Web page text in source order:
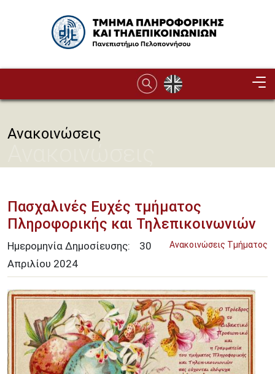
Image
Ανακοινώσεις
Πασχαλινές Ευχές τμήματος
Πληροφορικής και Τηλεπικοινωνιών
Ανακοινώσεις Τμήματος
Ημερομηνία Δημοσίευσης:
30
Απριλίου 2024
Image